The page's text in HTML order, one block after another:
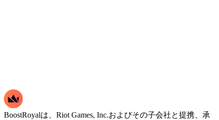
BoostRoyalは、Riot Games, Inc.およびその子会社と提携、承